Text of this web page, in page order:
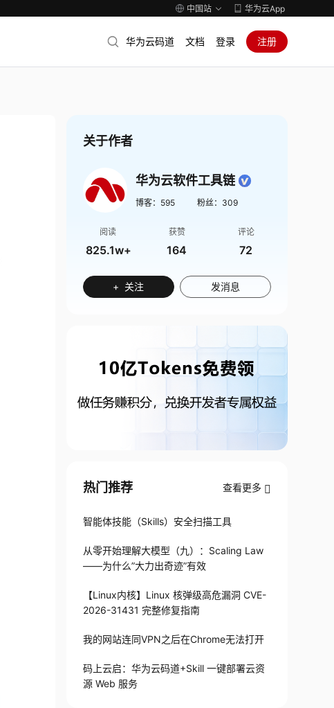
中国站 华为云App
华为云码道 文档 登录 注册
关于作者
华为云软件工具链
博客： 595 粉丝： 309
阅读
825.1w+
获赞
164
评论
72
+ 关注 发消息
热门推荐 查看更多
智能体技能（Skills）安全扫描工具
从零开始理解大模型（九）：Scaling Law
——为什么”大力出奇迹”有效
【Linux内核】Linux 核弹级高危漏洞 CVE-
2026-31431 完整修复指南
我的网站连同VPN之后在Chrome无法打开
码上云启：华为云码道+Skill 一键部署云资
源 Web 服务